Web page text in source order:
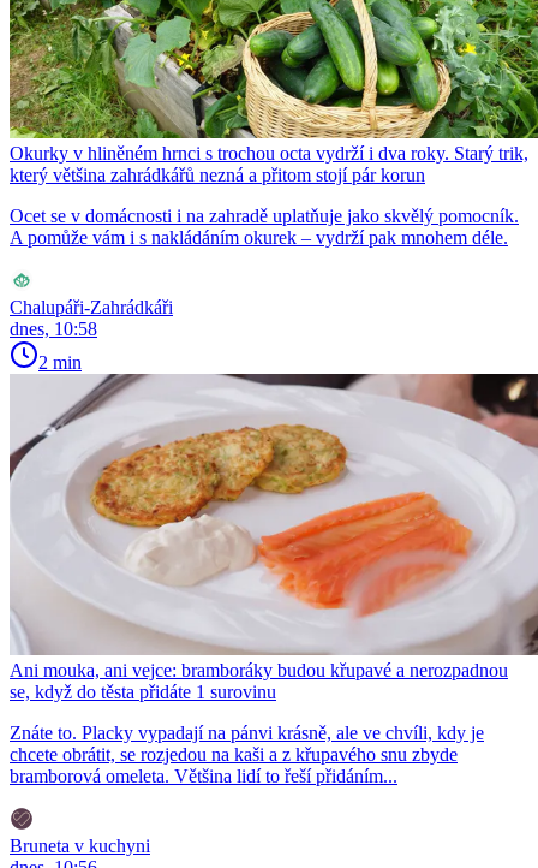
Okurky v hliněném hrnci s trochou octa vydrží i dva roky. Starý trik,
který většina zahrádkářů nezná a přitom stojí pár korun
Ocet se v domácnosti i na zahradě uplatňuje jako skvělý pomocník.
A pomůže vám i s nakládáním okurek – vydrží pak mnohem déle.
Chalupáři-Zahrádkáři
dnes, 10:58
2 min
Ani mouka, ani vejce: bramboráky budou křupavé a nerozpadnou
se, když do těsta přidáte 1 surovinu
Znáte to. Placky vypadají na pánvi krásně, ale ve chvíli, kdy je
chcete obrátit, se rozjedou na kaši a z křupavého snu zbyde
bramborová omeleta. Většina lidí to řeší přidáním...
Bruneta v kuchyni